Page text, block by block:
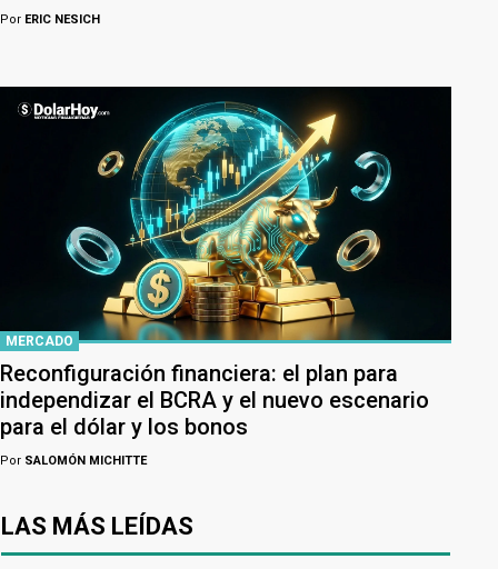
Por ERIC NESICH
MERCADO
Reconfiguración financiera: el plan para
independizar el BCRA y el nuevo escenario
para el dólar y los bonos
Por SALOMÓN MICHITTE
LAS MÁS LEÍDAS